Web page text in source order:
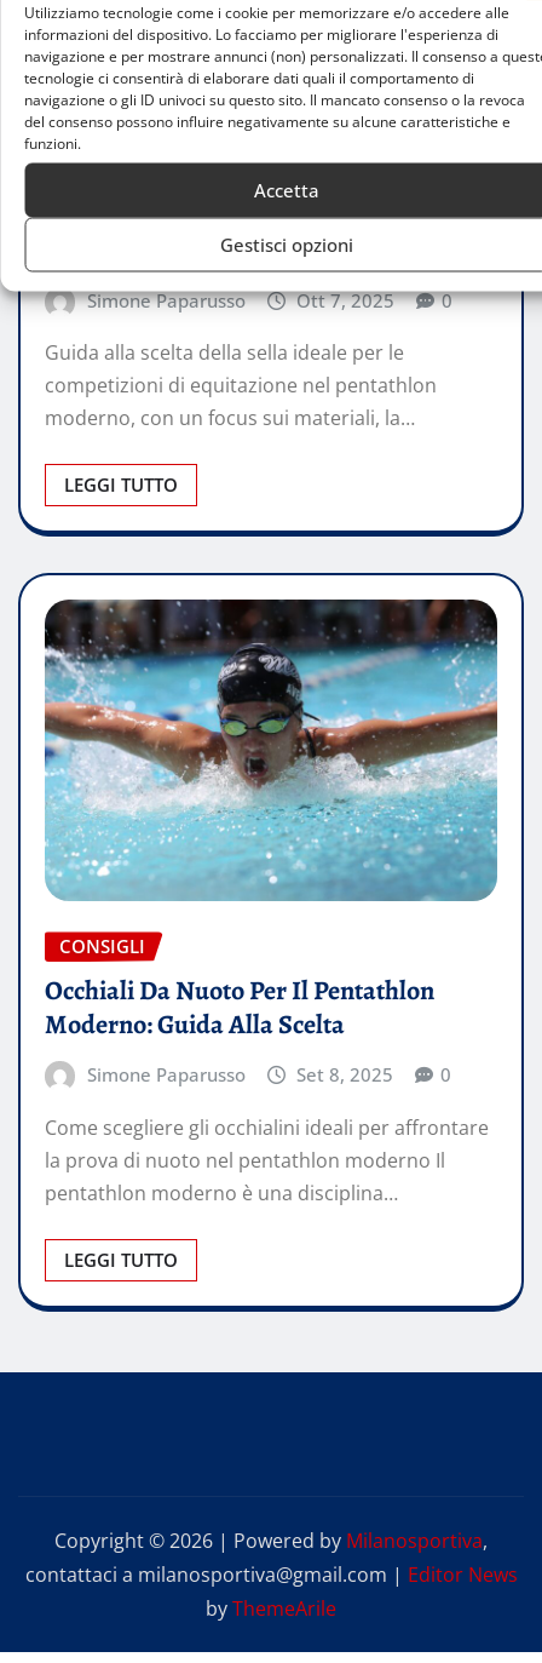
Utilizziamo tecnologie come i cookie per memorizzare e/o accedere alle
informazioni del dispositivo. Lo facciamo per migliorare l'esperienza di
navigazione e per mostrare annunci (non) personalizzati. Il consenso a
tecnologie ci consentirà di elaborare dati quali il comportamento di
navigazione o gli ID univoci su questo sito. Il mancato consenso o la revoca
del consenso possono influire negativamente su alcune caratteristiche e
funzioni.
Accetta
Gestisci opzioni
CONSIGLI
La scelta della sella per la prova di
equitazione nel pentathlon moderno
Simone Paparusso Ott 7, 2025 0
Guida alla scelta della sella ideale per le
competizioni di equitazione nel pentathlon
moderno, con un focus sui materiali, la…
LEGGI TUTTO
CONSIGLI
Occhiali Da Nuoto Per Il Pentathlon
Moderno: Guida Alla Scelta
Simone Paparusso Set 8, 2025 0
Come scegliere gli occhialini ideali per affrontare
la prova di nuoto nel pentathlon moderno Il
pentathlon moderno è una disciplina…
LEGGI TUTTO
Copyright © 2026 | Powered by Milanosportiva,
contattaci a milanosportiva@gmail.com | Editor News
byThemeArile